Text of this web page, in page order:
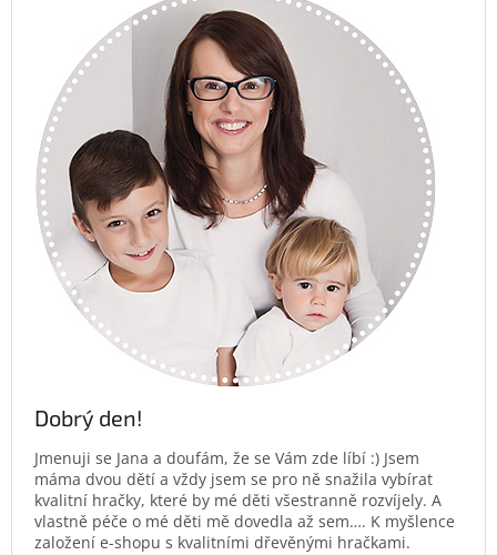
Dobrý den!
Jmenuji se Jana a doufám, že se Vám zde líbí :) Jsem
máma dvou dětí a vždy jsem se pro ně snažila vybírat
kvalitní hračky, které by mé děti všestranně rozvíjely. A
vlastně péče o mé děti mě dovedla až sem…. K myšlence
založení e-shopu s kvalitními dřevěnými hračkami.